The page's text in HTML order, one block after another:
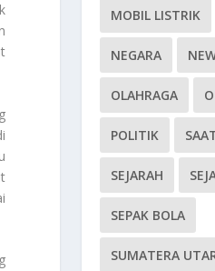
MOBIL LISTRIK
NEGARA
OLAHRAGA
POLITIK
SEJARAH
SEPAK BOLA
SUMATERA